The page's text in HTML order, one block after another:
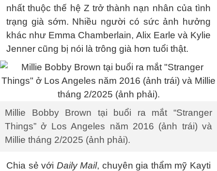
nhất thuộc thế hệ Z trở thành nạn nhân của tình
trạng già sớm. Nhiều người có sức ảnh hưởng
khác như Emma Chamberlain, Alix Earle và Kylie
Jenner cũng bị nói là trông già hơn tuổi thật.
Millie Bobby Brown tại buổi ra mắt “Stranger
Things” ở Los Angeles năm 2016 (ảnh trái) và
Millie tháng 2/2025 (ảnh phải).
Chia sẻ với Daily Mail, chuyên gia thẩm mỹ Kayti